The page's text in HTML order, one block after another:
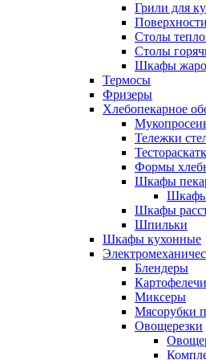
Грили для
Столы
Столы
Шкафы
Термосы
Фризеры
Хлебопекарное
Тележки
Формы
Шкафы
Шкафы
Шкафы
Шпильки
Шкафы кухонные
Блендеры
Миксеры
Мясорубки
Овощерезки